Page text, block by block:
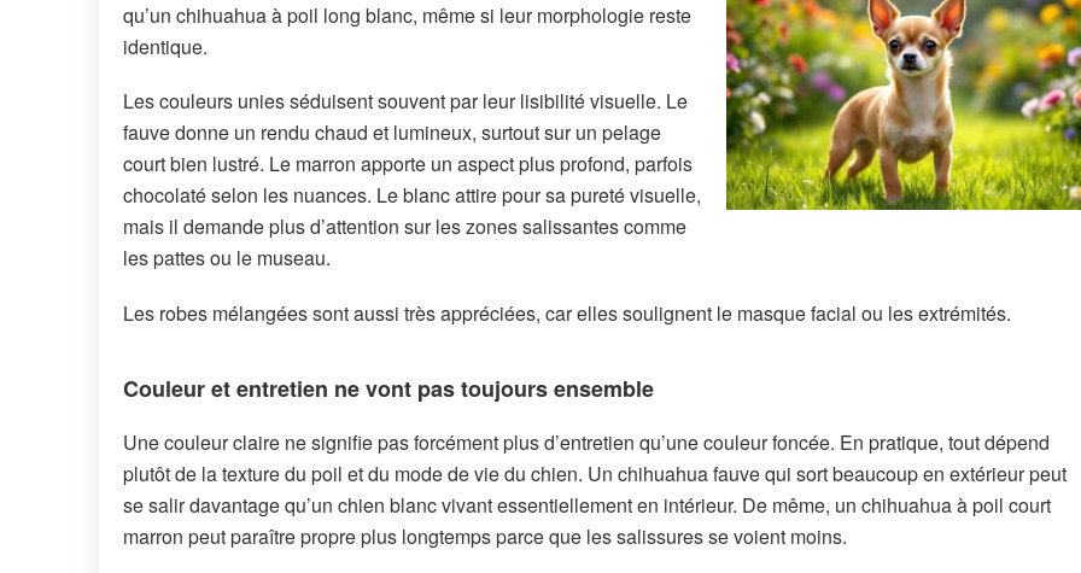
qu’un chihuahua à poil long blanc, même si leur morphologie reste
identique.
Les couleurs unies séduisent souvent par leur lisibilité visuelle. Le
fauve donne un rendu chaud et lumineux, surtout sur un pelage
court bien lustré. Le marron apporte un aspect plus profond, parfois
chocolaté selon les nuances. Le blanc attire pour sa pureté visuelle,
mais il demande plus d’attention sur les zones salissantes comme
les pattes ou le museau.
Les robes mélangées sont aussi très appréciées, car elles soulignent le masque facial ou les extrémités.
Couleur et entretien ne vont pas toujours ensemble
Une couleur claire ne signifie pas forcément plus d’entretien qu’une couleur foncée. En pratique, tout dépend
plutôt de la texture du poil et du mode de vie du chien. Un chihuahua fauve qui sort beaucoup en extérieur peut
se salir davantage qu’un chien blanc vivant essentiellement en intérieur. De même, un chihuahua à poil court
marron peut paraître propre plus longtemps parce que les salissures se voient moins.